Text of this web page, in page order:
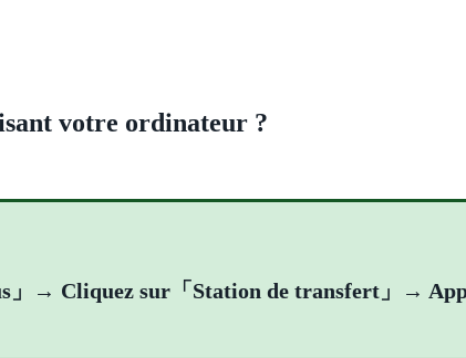
votre ordinateur ?
」→ Cliquez sur「Station de transfert」→